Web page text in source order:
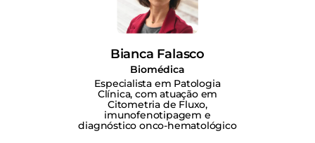
Bianca Falasco
Biomédica
Especialista em Patologia
Clínica, com atuação em
Citometria de Fluxo,
imunofenotipagem e
diagnóstico onco-hematológico